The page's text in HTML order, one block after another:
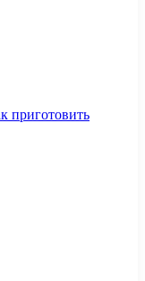
приготовить